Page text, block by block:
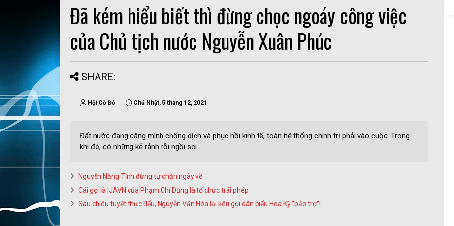
Đã kém hiểu biết thì đừng chọc ngoáy công việc
của Chủ tịch nước Nguyễn Xuân Phúc
SHARE:
Hội Cờ Đỏ Chủ Nhật, 5 tháng 12, 2021
Đất nước đang căng mình chống dịch và phục hồi kinh tế, toàn hệ thống chính trị phải vào cuộc. Trong
khi đó, có những kẻ rảnh rỗi ngồi soi ...
Nguyễn Năng Tĩnh đừng tự chặn ngày về
Cái gọi là IJAVN của Phạm Chí Dũng là tổ chức trái phép
Sau chiêu tuyệt thực đểu, Nguyễn Văn Hóa lại kêu gọi dân biểu Hoa Kỳ “bảo trợ”!